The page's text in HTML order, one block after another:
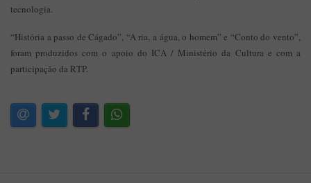
tecnologia.
“História a passo de Cágado”, “A ria, a água, o homem” e “Conto do vento”,
foram produzidos com o apoio do ICA / Ministério da Cultura e com a
participação da RTP.